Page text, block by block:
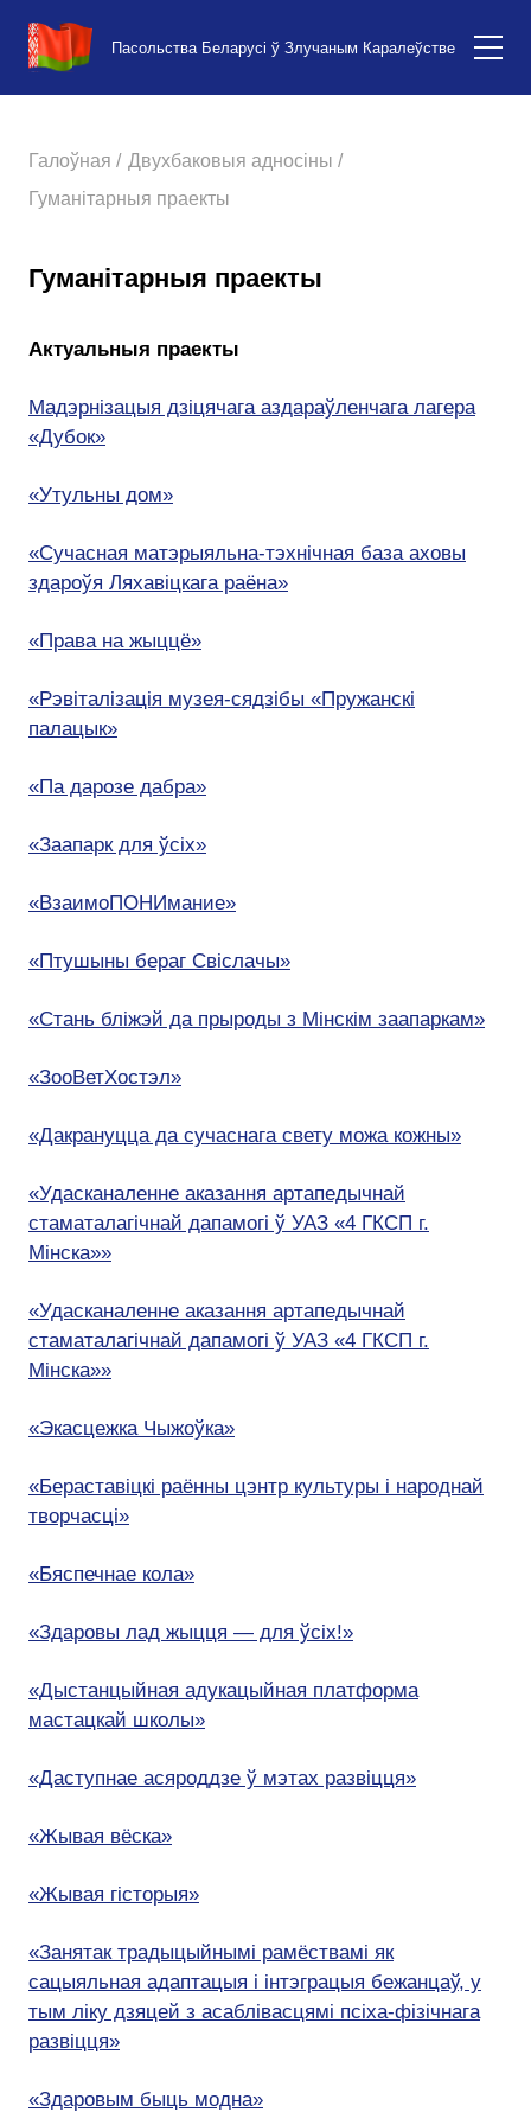
Пасольства Беларусі ў Злучаным Каралеўстве
Галоўная / Двухбаковыя адносіны /
Гуманітарныя праекты
Гуманітарныя праекты
Актуальныя праекты
Мадэрнізацыя дзіцячага аздараўленчага лагера
«Дубок»
«Утульны дом»
«Сучасная матэрыяльна-тэхнічная база аховы
здароўя Ляхавіцкага раёна»
«Права на жыццё»
«Рэвіталізація музея-сядзібы «Пружанскі
палацык»
«Па дарозе дабра»
«Заапарк для ўсіх»
«ВзаимоПОНИмание»
«Птушыны бераг Свіслачы»
«Стань бліжэй да прыроды з Мінскім заапаркам»
«ЗооВетХостэл»
«Дакрануцца да сучаснага свету можа кожны»
«Удасканаленне аказання артапедычнай
стаматалагічнай дапамогі ў УАЗ «4 ГКСП г.
Мінска»»
«Удасканаленне аказання артапедычнай
стаматалагічнай дапамогі ў УАЗ «4 ГКСП г.
Мінска»»
«Экасцежка Чыжоўка»
«Бераставіцкі раённы цэнтр культуры і народнай
творчасці»
«Бяспечнае кола»
«Здаровы лад жыцця — для ўсіх!»
«Дыстанцыйная адукацыйная платформа
мастацкай школы»
«Даступнае асяроддзе ў мэтах развіцця»
«Жывая вёска»
«Жывая гісторыя»
«Занятак традыцыйнымі рамёствамі як
сацыяльная адаптацыя і інтэграцыя бежанцаў, у
тым ліку дзяцей з асаблівасцямі псіха-фізічнага
развіцця»
«Здаровым быць модна»